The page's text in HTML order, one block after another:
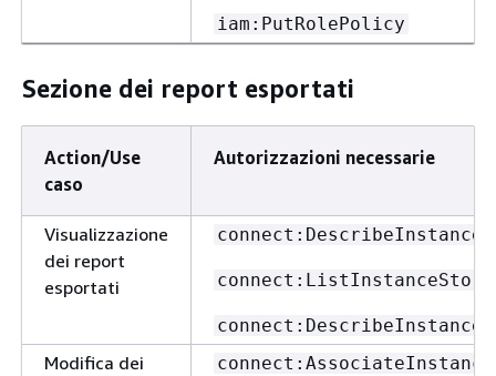
iam:PutRolePolicy
Sezione dei report esportati
Action/Use
caso
Autorizzazioni necessarie
Visualizzazione
dei report
esportati
connect:DescribeInstance
Modifica dei